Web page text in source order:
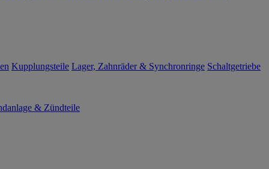
Kupplungsteile Lager, Zahnräder & Synchronringe Schaltgetriebe
& Zündteile